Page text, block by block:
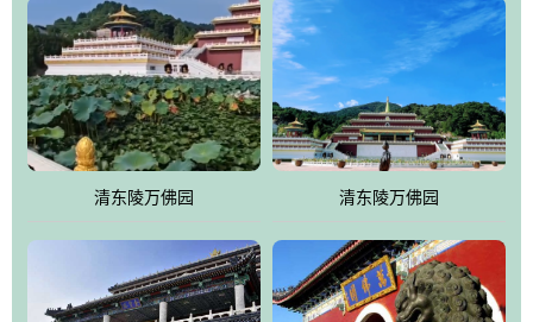
园、打造佛教精品旅游圣地”为目标，以海外归侨、国内外知名人士
的墓地安葬、祭祀吊亡并结合旅游参观构成其主要使用功能；以苍
郁绚丽、优雅宜人的园林景观构成其外部形象。通过墓园建设与造
园手法相结合的默契操作，建成一处特色鲜明、服务周全、环境优
美、民族风格突出，与周边文物古迹交相呼应的极具吸引力的花园
式园林。
万佛园工程一期占地448亩，目前完成投资近12亿元人民币，园区采
用全仿古式建筑，寻求与世界文化遗产地清东陵的和谐统一，在园
区建设中寻求陵园建设与景区建设的有机融合，充分发挥独一无二
的地形优势，打造现代艺术园林，建设旅游景观、寺庙、酒店等综
清东陵万佛园 清东陵万佛园